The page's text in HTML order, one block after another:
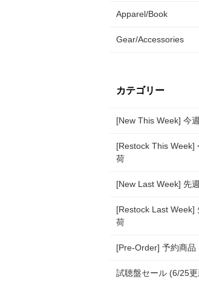
Apparel/Book
Gear/Accessories
カテゴリー
[New This Week] 今
[Restock This Week]
荷
[New Last Week] 先
[Restock Last Week]
荷
[Pre-Order] 予約商品
試聴盤セール (6/25更